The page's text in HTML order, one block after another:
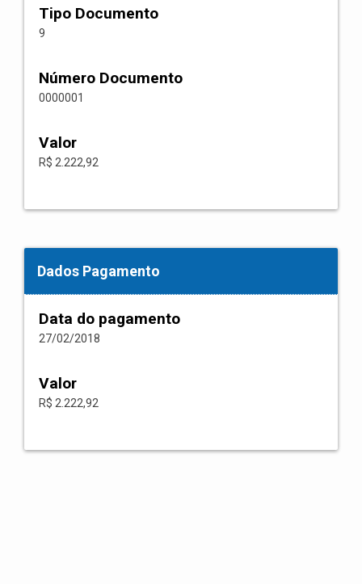
Tipo Documento
9
Número Documento
0000001
Valor
R$ 2.222,92
Dados Pagamento
Data do pagamento
27/02/2018
Valor
R$ 2.222,92